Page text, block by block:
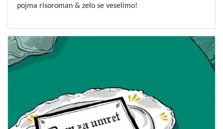
pojma risoroman & zelo se veselimo!